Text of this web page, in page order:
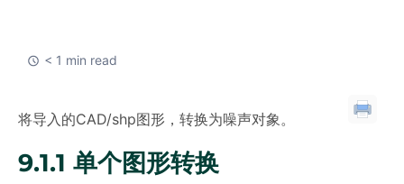
< 1 min read
将导入的CAD/shp图形，转换为噪声对象。
9.1.1 单个图形转换